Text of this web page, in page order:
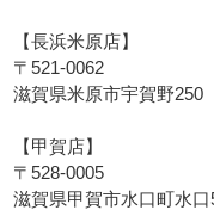
【長浜米原店】
〒521-0062
滋賀県米原市宇賀野250
【甲賀店】
〒528-0005
滋賀県甲賀市水口町水口